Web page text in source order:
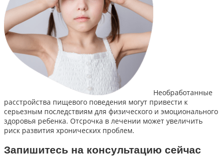
Необработанные
расстройства пищевого поведения могут привести к
серьезным последствиям для физического и эмоционального
здоровья ребенка. Отсрочка в лечении может увеличить
риск развития хронических проблем.
Запишитесь на консультацию сейчас